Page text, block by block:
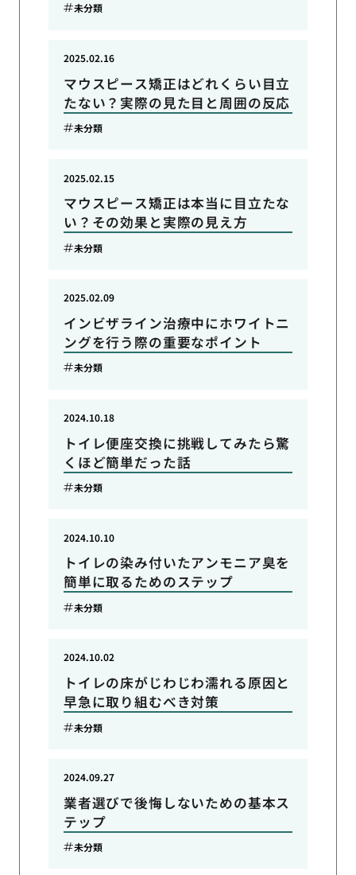
未分類
マウスピース矯正はどれくらい目立
たない？実際の見た目と周囲の反応
2025.02.16
未分類
マウスピース矯正は本当に目立たな
い？その効果と実際の見え方
2025.02.15
未分類
インビザライン治療中にホワイトニ
ングを行う際の重要なポイント
2025.02.09
未分類
トイレ便座交換に挑戦してみたら驚
くほど簡単だった話
2024.10.18
未分類
トイレの染み付いたアンモニア臭を
簡単に取るためのステップ
2024.10.10
未分類
トイレの床がじわじわ濡れる原因と
早急に取り組むべき対策
2024.10.02
未分類
業者選びで後悔しないための基本ス
テップ
2024.09.27
未分類